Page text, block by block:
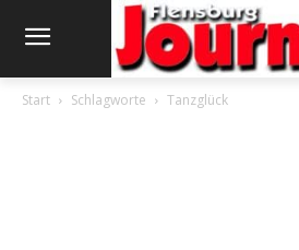
Start Schlagworte Tanzglück